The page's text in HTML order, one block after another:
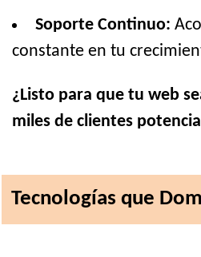
Soporte Continuo:
constante en tu
¿Listo para que tu web
miles de clientes
Tecnologías que